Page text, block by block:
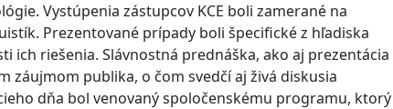
Vystúpenia zástupcov KCE boli zamerané na
Prezentované prípady boli špecifické z hľadiska
ich riešenia. Slávnostná prednáška, ako aj prezentácia
záujmom publika, o čom svedčí aj živá diskusia
dňa bol venovaný spoločenskému programu, ktorý